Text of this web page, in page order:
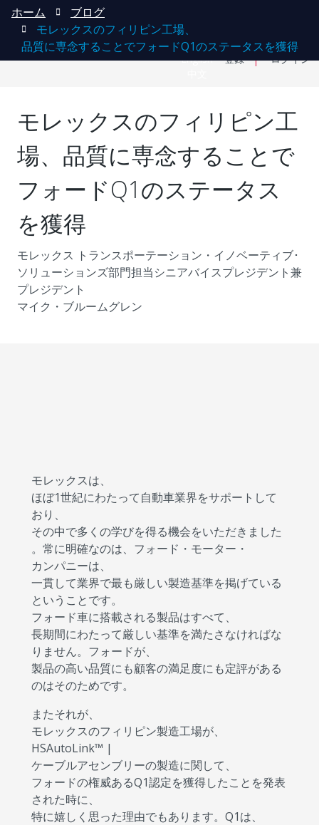
English
登録 ログイン
ホーム
ブログ
モレックスのフィリピン工場、
品質に専念することでフォードQ1のステータスを獲得
モレックスのフィリピン工
場、品質に専念することで
フォードQ1のステータス
を獲得
モレックス トランスポーテーション・イノベーティブ･
ソリューションズ部門担当シニアバイスプレジデント兼
プレジデント
マイク・ブルームグレン
モレックスは、
ほぼ1世紀にわたって自動車業界をサポートして
おり、
その中で多くの学びを得る機会をいただきました
。常に明確なのは、フォード・モーター・
カンパニーは、
一貫して業界で最も厳しい製造基準を掲げている
ということです。
フォード車に搭載される製品はすべて、
長期間にわたって厳しい基準を満たさなければな
りません。フォードが、
製品の高い品質にも顧客の満足度にも定評がある
のはそのためです。
またそれが、
モレックスのフィリピン製造工場が、
HSAutoLink™ |
ケーブルアセンブリーの製造に関して、
フォードの権威あるQ1認定を獲得したことを発表
された時に、
特に嬉しく思った理由でもあります。Q1は、